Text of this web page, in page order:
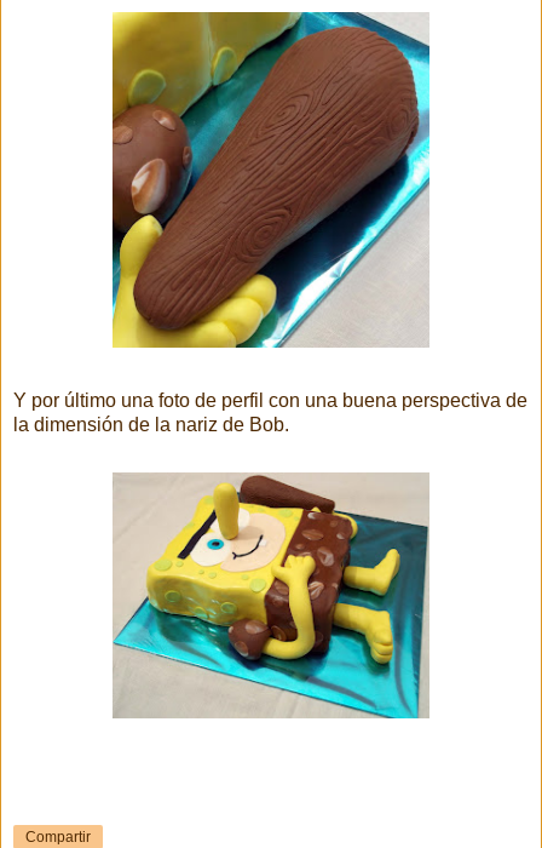
Y por último una foto de perfil con una buena perspectiva de
la dimensión de la nariz de Bob.
Compartir